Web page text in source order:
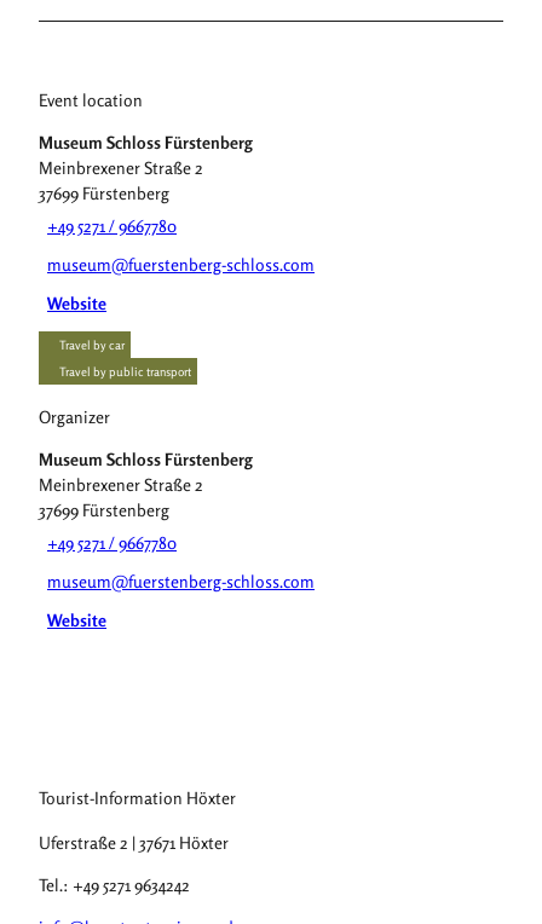
Event location
Museum Schloss Fürstenberg
Meinbrexener Straße 2
37699 Fürstenberg
+49 5271 / 9667780
museum@fuerstenberg-schloss.com
Website
Travel by car
Travel by public transport
Organizer
Museum Schloss Fürstenberg
Meinbrexener Straße 2
37699 Fürstenberg
+49 5271 / 9667780
museum@fuerstenberg-schloss.com
Website
Tourist-Information Höxter
Uferstraße 2 | 37671 Höxter
Tel.: +49 5271 9634242